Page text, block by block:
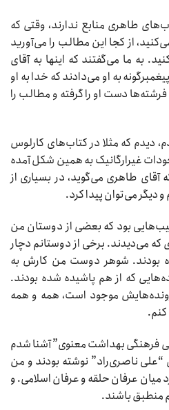
طاهری منابع ندارند، وقتی که
از کجا این مطالب را می‌آورید
به ما می‌گفتند که اینها به آقای
به او می‌دادند که خدا به او
دست او را گرفته و مطالب را
دیدم که مثلا در کتاب‌‌های کارلوس
غیر‌ارگانیک به همین شکل آمده
طاهری می‌گوید، در بسیاری از
دیگر می‌توان پیدا کرد.
بود که بعضی از دوستان من
که می‌دیدند. برخی از دوستانم دچار
بودند. شوهر دوست من کارش به
که از هم پاشیده شده بودند.
موجود است، همه و همه
فرهنگی بهداشت معنوی” آشنا شدم
ناصری‌راد” نوشته بودند و من
عرفان حلقه و عرفان اسلامی. و
منطبق باشند.